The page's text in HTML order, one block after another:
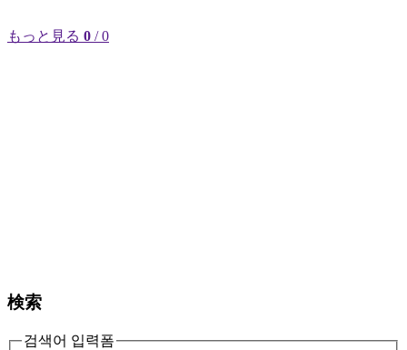
もっと見る 0 / 0
検索
검색어 입력폼